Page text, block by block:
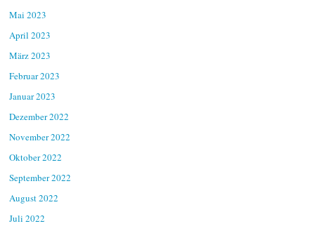
Mai 2023
April 2023
März 2023
Februar 2023
Januar 2023
Dezember 2022
November 2022
Oktober 2022
September 2022
August 2022
Juli 2022